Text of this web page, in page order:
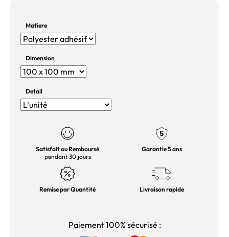
Matiere
Dimension
Detail
Satisfait ou Remboursé
pendant 30 jours
Garantie 5 ans
Remise par Quantité Livraison rapide
Paiement 100% sécurisé :